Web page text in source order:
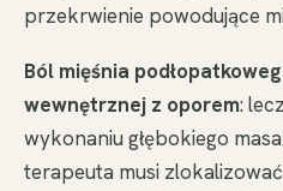
przekrwienie powodujące
Ból mięśnia
wewnętrznej z oporem:
wykonaniu głębokiego
terapeuta musi